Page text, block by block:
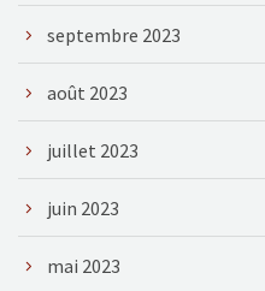
septembre 2023
août 2023
juillet 2023
juin 2023
mai 2023